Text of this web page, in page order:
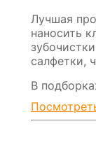
Лучшая
наносить
салфетки,
В